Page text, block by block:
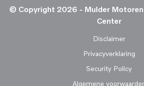
© Copyright 2026 - Mulder Motoren
Center
Disclaimer
Privacyverklaring
Security Policy
Algemene